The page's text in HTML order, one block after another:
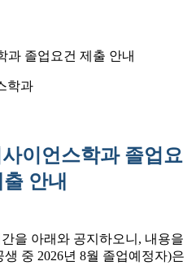
과 졸업요건 제출 안내
학과
이언스학과 졸업요
안내
을 아래와 공지하오니, 내용을
중 2026년 8월 졸업예정자)은